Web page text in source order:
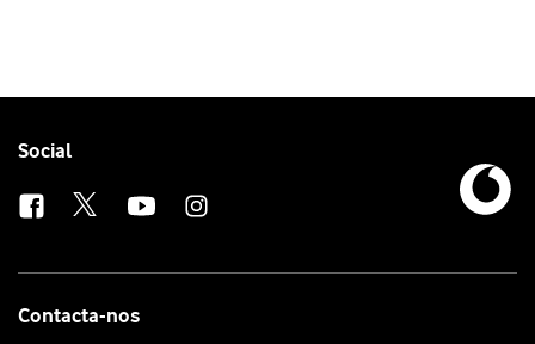
Follow
Social
Contacta-nos